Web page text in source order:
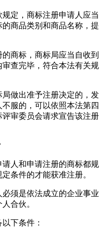
定，商标注册申请人应当
商品类别和商品名称，提
商标，商标局应当自收到
查完毕，符合本法有关规
做出准予注册决定的，发
服的，可以依照本法第四
审委员会请求宣告该注册
人和申请注册的商标都规
条件的才能获准注册。
须是依法成立的企业事业
合伙。
下条件：